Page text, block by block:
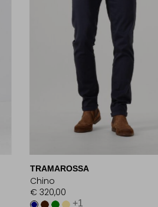
TRAMAROSSA
Chino
€ 320,00
+1